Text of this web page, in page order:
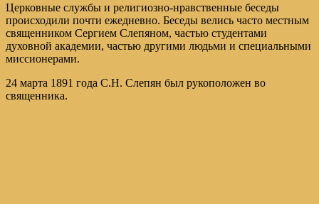
Церковные службы и религиозно-нравственные беседы
происходили почти ежедневно. Беседы велись часто местным
священником Cepгием Слепяном, частью студентами
духовной академии, частью другими людьми и специальными
миссионерами.
24 марта 1891 года С.Н. Слепян был рукоположен во
священника.